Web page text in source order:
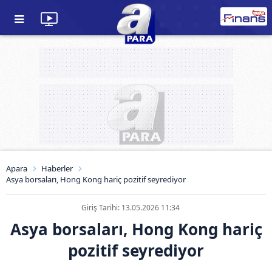
Apara
Haberler
Asya borsaları, Hong Kong hariç pozitif seyrediyor
Giriş Tarihi: 13.05.2026 11:34
Asya borsaları, Hong Kong hariç
pozitif seyrediyor